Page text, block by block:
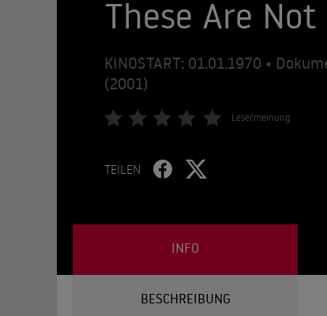
These Are
KINOSTART: 01.01.1970 •
(2001)
Lesermeinung
TEILEN
INFO
BESCHREIBUNG